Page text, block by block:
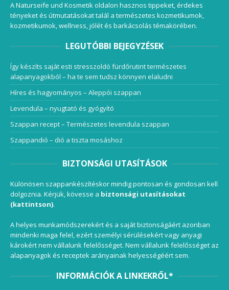
A Naturseife und Kosmetik oldalon hasznos tippeket, érdekes
tényeket és útmutatásokat talál a természetes kozmetikumok,
kozmetikumok, wellness, jólét és barkácsolás témakörében.
LEGUTÓBBI BEJEGYZÉSEK
Így készíts saját esti stresszoldó fürdőrutint természetes
alapanyagokból – ha te sem tudsz könnyen elaludni
Híres és hagyományos – Aleppói szappan
Levendula – nyugtató és gyógyító
Szappan recept – Természetes levendula szappan
Szappandió – dió a tiszta mosáshoz
BIZTONSÁGI UTASÍTÁSOK
Különösen szappankészítéskor mindig pontosan és gondosan kell
dolgoznia. Kérjük, kövesse a biztonsági utasításokat
(kattintson).
A helyes munkamódszerekért és a saját biztonságáért azonban
mindenki maga felel, ezért személyi sérülésekért vagy anyagi
károkért nem vállalunk felelősséget. Nem vállalunk felelősséget az
alapanyagok és receptek arányainak helyességéért sem.
INFORMÁCIÓK A LINKEKRŐL*